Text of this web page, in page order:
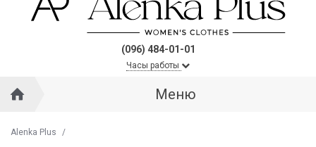
(096) 484-01-01
Часы работы
Меню
Alenka Plus /